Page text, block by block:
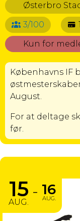
Østerbro
3/100
Kun for
Københavns IF
August.
For at deltage
før.
15
AUG.
- 16
AUG.